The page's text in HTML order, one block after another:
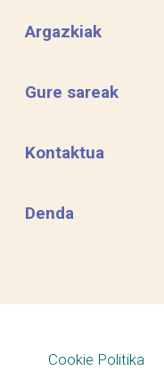
Argazkiak
Gure sareak
Kontaktua
Denda
Cookie Politika